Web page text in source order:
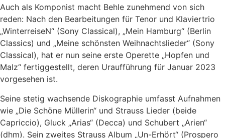
Auch als Komponist macht Behle zunehmend von sich
reden: Nach den Bearbeitungen für Tenor und Klaviertrio
„WinterreiseN“ (Sony Classical), „Mein Hamburg“ (Berlin
Classics) und „Meine schönsten Weihnachtslieder“ (Sony
Classical), hat er nun seine erste Operette „Hopfen und
Malz“ fertiggestellt, deren Uraufführung für Januar 2023
vorgesehen ist.
Seine stetig wachsende Diskographie umfasst Aufnahmen
wie „Die Schöne Müllerin“ und Strauss Lieder (beide
Capriccio), Gluck „Arias“ (Decca) und Schubert „Arien“
(dhm). Sein zweites Strauss Album „Un-Erhört“ (Prospero